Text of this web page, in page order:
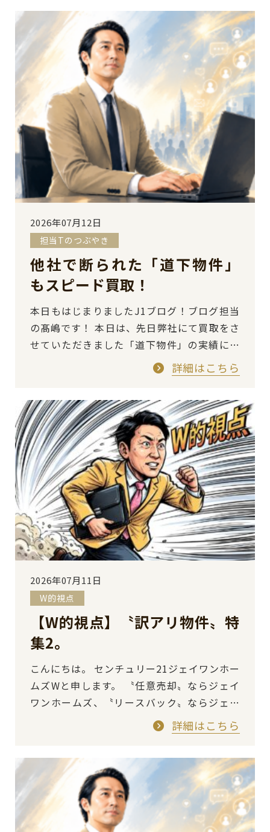
2026年07月12日
担当Tのつぶやき
他社で断られた「道下物件」
もスピード買取！
本日もはじまりましたJ1ブログ！ブログ担当
の髙嶋です！ 本日は、先日弊社にて買取をさ
せていただきました「道下物件」の実績につ
いてご紹介いたします。先日、弊社にて都内
詳細はこちら
2026年07月11日
W的視点
【W的視点】〝訳アリ物件〟特
集2。
こんにちは。 センチュリー21ジェイワンホー
ムズWと申します。 〝任意売却〟ならジェイ
ワンホームズ、〝リースバック〟ならジェイ
ワンホームズ、〝訳アリ物件〟 ならジェイワ詳細はこちら